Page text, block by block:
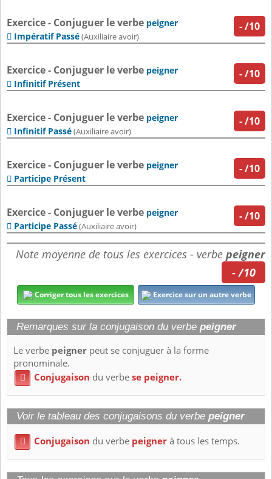
-/10
Exercice - Conjuguer le verbe peigner
 Impératif Passé(Auxiliaire avoir)
-/10
Exercice - Conjuguer le verbe peigner
 Infinitif Présent
-/10
Exercice - Conjuguer le verbe peigner
 Infinitif Passé(Auxiliaire avoir)
-/10
Exercice - Conjuguer le verbe peigner
 Participe Présent
-/10
Exercice - Conjuguer le verbe peigner
 Participe Passé(Auxiliaire avoir)
Note moyenne de tous les exercices - verbe peigner
- /10
Corriger tous les exercices Exercice sur un autre verbe
Remarques sur la conjugaison du verbe peigner
Le verbe peigner peut se conjuguer à la forme
pronominale.
 Conjugaison du verbese peigner.
Voir le tableau des conjugaisons du verbe peigner
 Conjugaison du verbe peignerà tous les temps.